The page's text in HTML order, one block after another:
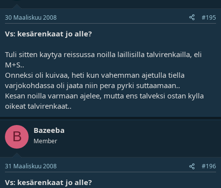
30 Maaliskuu 2008 #195
Vs: kesärenkaat jo alle?
Tuli sitten kaytya reissussa noilla laillisilla talvirenkailla, eli
M+S..
Onneksi oli kuivaa, heti kun vahemman ajetulla tiella
varjokohdassa oli jaata niin pera pyrki suttaamaan..
Kesan noilla varmaan ajelee, mutta ens talveksi ostan kylla
oikeat talvirenkaat..
B Bazeeba
Member
31 Maaliskuu 2008 #196
Vs: kesärenkaat jo alle?